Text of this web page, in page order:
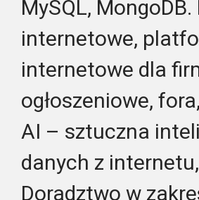
MySQL,
internetowe,
internetowe dla
ogłoszeniowe,
AI – sztuczna
danych z
Doradztwo w